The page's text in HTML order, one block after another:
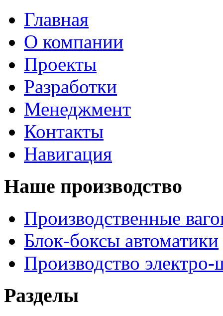
Главная
О компании
Проекты
Разработки
Менеджмент
Контакты
Навигация
Наше производство
Производственные
Блок-боксы автоматики
Производство
Разделы